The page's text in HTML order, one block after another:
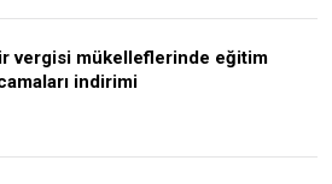
vergisi mükelleflerinde eğitim
indirimi